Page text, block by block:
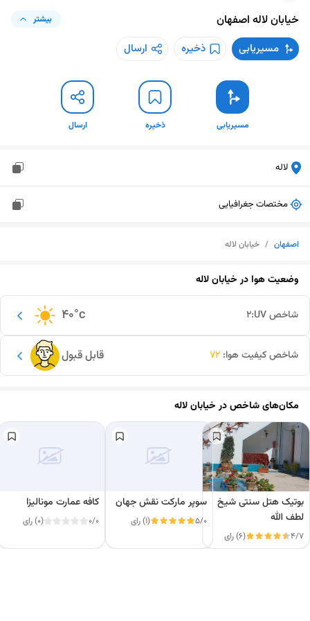
خیابان لاله اصفهان بیشتر
مسیریابی ذخیره ارسال
مسیریابی ذخیره ارسال
لاله
مختصات جغرافیایی
اصفهان / خیابان لاله
وضعیت هوا درخیابان لاله
40°c شاخص UV: 2
قابل قبول شاخص کیفیت هوا: 72
مکان‌های شاخص درخیابان لاله
بوتیک هتل سنتی شیخ
لطف الله
4/7 (6) رای
سوپر مارکت نقش جهان
5/0 (1) رای
کافه عمارت مونالیزا
0/0 (0) رای